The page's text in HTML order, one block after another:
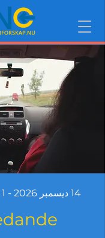
14 ديسمبر 2026 - 1 فبراير 2027